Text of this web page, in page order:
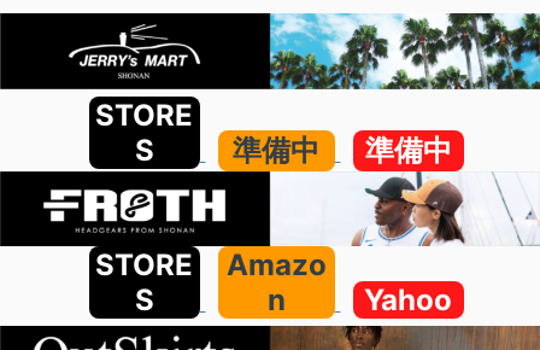
STORE
S
準備中 準備中
STORE
S
Amazo
n
Yahoo